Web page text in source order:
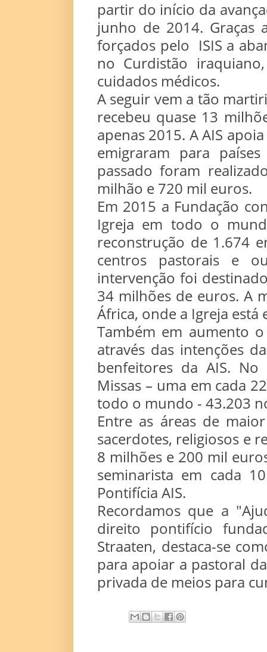
partir do início da
junho de 2014. Graças
forçados pelo ISIS a
no Curdistão
cuidados médicos.
A seguir vem a tão
recebeu quase 13
apenas 2015. A AIS
emigraram para
passado foram
milhão e 720 mil euros.
Em 2015 a Fundação
Igreja em todo o
reconstrução de 1.674
centros pastorais e
intervenção foi
34 milhões de euros. A
África, onde a Igreja
Também em aumento
através das intenções
benfeitores da AIS. No
Missas – uma em cada
todo o mundo - 43.203
Entre as áreas de
sacerdotes, religiosos e
8 milhões e 200 mil
seminarista em cada
Pontifícia AIS.
Recordamos que a
direito pontifício
Straaten, destaca-se
para apoiar a pastoral
privada de meios para